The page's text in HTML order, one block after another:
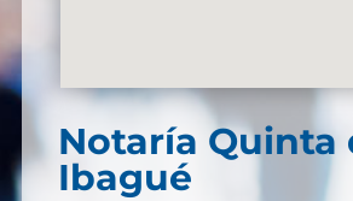
Notaría Quinta
Ibagué